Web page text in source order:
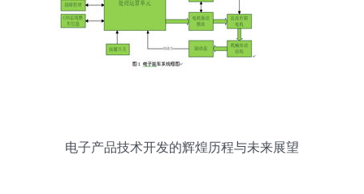
电子产品技术开发的辉煌历程与未来展望